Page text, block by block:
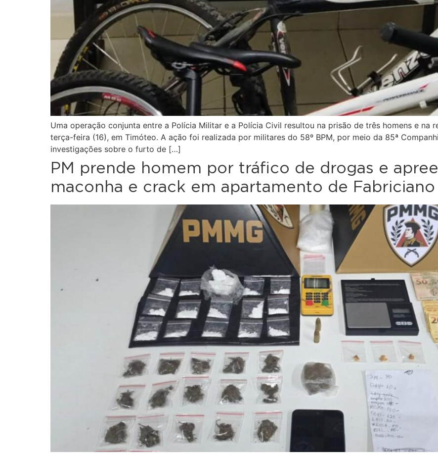
Uma operação conjunta entre a Polícia Militar e a Polícia Civil resultou na prisão de três homens e na
terça-feira (16), em Timóteo. A ação foi realizada por militares do 58º BPM, por meio da 85ª
investigações sobre o furto de […]
PM prende homem por tráfico de drogas e
maconha e crack em apartamento de Fabriciano